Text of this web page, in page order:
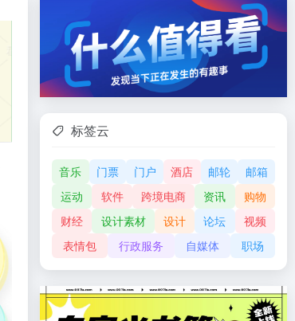
标签云
音乐 门票 门户 酒店 邮轮
邮箱
运动
软件 跨境电商 资讯
购物
财经
设计素材 设计 论坛
视频
表情包
行政服务 自媒体 职场